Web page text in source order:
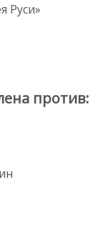
Руси»
против: